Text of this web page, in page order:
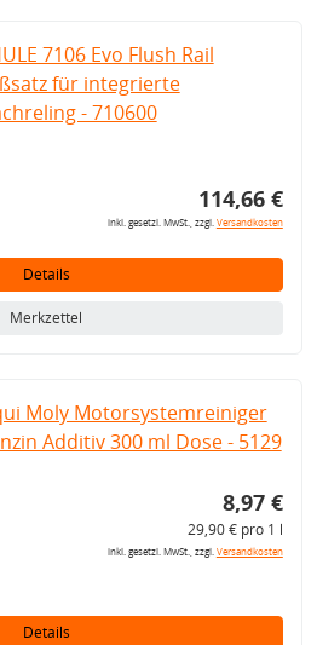
7106 Evo Flush Rail
für integrierte
- 710600
114,66 €
inkl. gesetzl. MwSt., zzgl.Versandkosten
Details
Merkzettel
Moly Motorsystemreiniger
Additiv 300 ml Dose - 5129
8,97 €
29,90 € pro 1 l
inkl. gesetzl. MwSt., zzgl.Versandkosten
Details